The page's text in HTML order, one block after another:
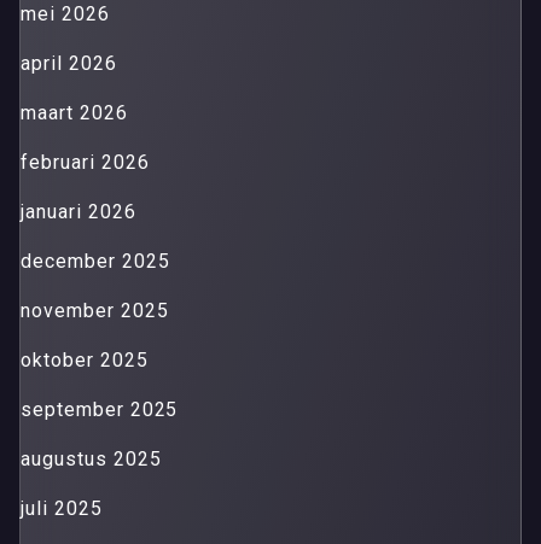
mei 2026
april 2026
maart 2026
februari 2026
januari 2026
december 2025
november 2025
oktober 2025
september 2025
augustus 2025
juli 2025